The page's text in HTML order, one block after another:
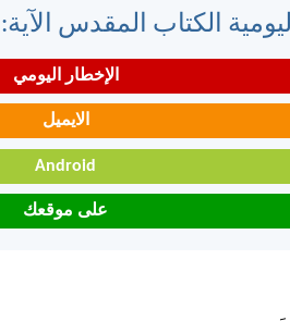
الكتاب المقدس الآية:
الإخطار اليومي
الايميل
Android
على موقعك